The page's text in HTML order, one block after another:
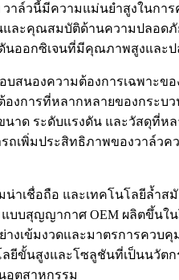
าล์วนี้มีความแม่นยำสูงในกา
ละคุณสมบัติด้านความปลอดภั
นออกซิเจนที่มีคุณภาพสูงและ
บสนองความต้องการเฉพาะข
งการที่หลากหลายของกระบ
นาด ระดับแรงดัน และวัสดุที่
ถเพิ่มประสิทธิภาพของวาล์ว
าเชื่อถือ และเทคโนโลยีล้ำสมั
บบสุญญากาศ OEM ผลิตขึ้นใ
างเข้มงวดและมาตรการคว
ลยีขั้นสูงและโซลูชันที่เป็นนวั
อุตสาหกรรม